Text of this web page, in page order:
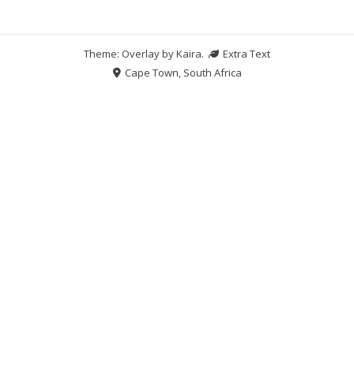
Theme: Overlay byKaira.
Extra Text
Cape Town, South Africa